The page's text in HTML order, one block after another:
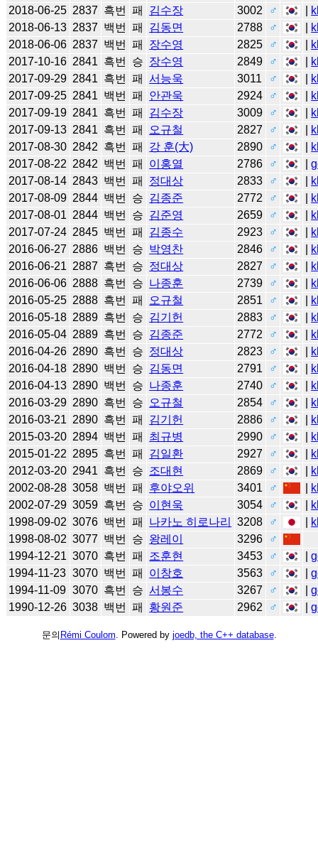
2018-06-25 2837 흑번 패 김수장 3002 ♂
2018-06-13 2837 백번 패 김동면 2788 ♂
2018-06-06 2837 백번 패 장수영 2825 ♂
2017-10-16 2841 흑번 승 장수영 2849 ♂
2017-09-29 2841 흑번 패 서능욱 3011 ♂
2017-09-25 2841 백번 패 안관욱 2924 ♂
2017-09-19 2841 흑번 패 김수장 3009 ♂
2017-09-13 2841 흑번 패 오규철 2827 ♂
2017-08-30 2842 흑번 패 강 훈(大) 2890 ♂
2017-08-22 2842 백번 패 이홍열 2786 ♂ |
2017-08-14 2843 백번 패 정대상 2833 ♂
2017-08-09 2844 백번 승 김종준 2772 ♂
2017-08-01 2844 백번 승 김준영 2659 ♂
2017-07-24 2845 백번 패 김종수 2923 ♂
2016-06-27 2886 백번 승 박영찬 2846 ♂
2016-06-21 2887 흑번 승 정대상 2827 ♂
2016-06-06 2888 흑번 승 나종훈 2739 ♂
2016-05-25 2888 흑번 패 오규철 2851 ♂
2016-05-18 2889 흑번 승 김기헌 2883 ♂
2016-05-04 2889 흑번 승 김종준 2772 ♂
2016-04-26 2890 흑번 승 정대상 2823 ♂
2016-04-18 2890 백번 승 김동면 2791 ♂
2016-04-13 2890 백번 승 나종훈 2740 ♂
2016-03-29 2890 흑번 승 오규철 2854 ♂
2016-03-21 2890 흑번 패 김기헌 2886 ♂
2015-03-20 2894 백번 패 최규병 2990 ♂
2015-01-22 2895 흑번 패 김일환 2927 ♂
2012-03-20 2941 흑번 승 조대현 2869 ♂
2002-08-28 3058 백번 패 후야오위 3401 ♂
2002-07-29 3059 흑번 승 이현욱 3054 ♂
1998-09-02 3076 백번 패 나카노 히로나리 3208 ♂
1998-08-02 3077 백번 승 왕레이 3296
♂
1994-12-21 3070 흑번 패 조훈현 3453 ♂ |
1994-11-23 3070 백번 패 이창호 3563 ♂ |
1994-11-09 3070 흑번 승 서봉수 3267 ♂ |
1990-12-26 3038 백번 패 황원준 2962 ♂ |
문의 Rémi Coulom . Powered by joedb, the C++ database.